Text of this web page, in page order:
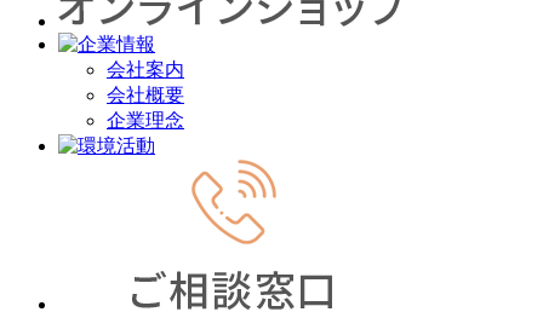
会社案内
会社概要
企業理念